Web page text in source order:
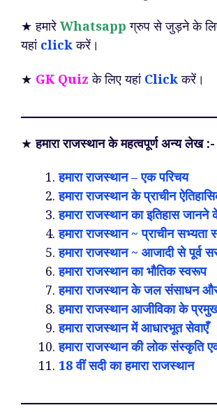
★ हमारे Whatsapp ग्रुप से जुड़ने के
यहां clickकरें।
★ GK Quiz के लिए यहां Clickकरें।
★हमारा राजस्थान के महत्वपूर्ण अन्य लेख :-
हमारा राजस्थान – एक परिचय
हमारा राजस्थान के प्राचीन
हमारा राजस्थान का इतिहास
हमारा राजस्थान ~ प्राचीन सभ्यता
हमारा राजस्थान ~ आजादी से पूर्व
हमारा राजस्थान का भौतिक स्वरूप
हमारा राजस्थान के जल संसाधन
हमारा राजस्थान आजीविका के
हमारा राजस्थान में आधारभूत सेवाएँ
हमारा राजस्थान की लोक संस्कृति
18 वीं सदी का हमारा राजस्थान